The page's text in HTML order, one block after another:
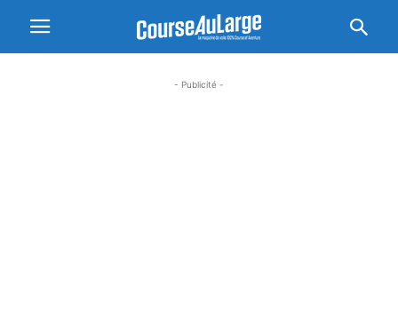
- Publicité -